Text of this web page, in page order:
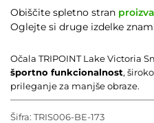
Očala TRIPOINT Lake Victoria
športno funkcionalnost,
prileganje za manjše obraze.
Obiščite spletno stran
Oglejte si druge izdelke
Šifra: TRIS006-BE-173